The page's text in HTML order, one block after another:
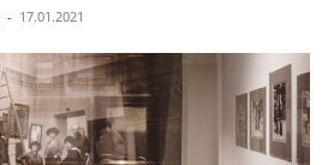
- 17.01.2021